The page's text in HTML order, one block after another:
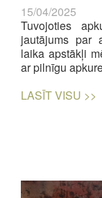
15/04/2025
Tuvojoties
jautājums par
laika apstākļi
ar pilnīgu
LASĪT VISU >>